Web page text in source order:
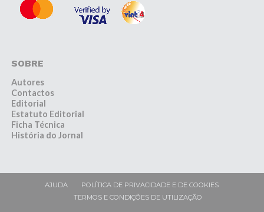
SOBRE
Autores
Contactos
Editorial
Estatuto Editorial
Ficha Técnica
História do Jornal
AJUDA
POLÍTICA DE PRIVACIDADE E DE COOKIES
TERMOS E CONDIÇÕES DE UTILIZAÇÃO